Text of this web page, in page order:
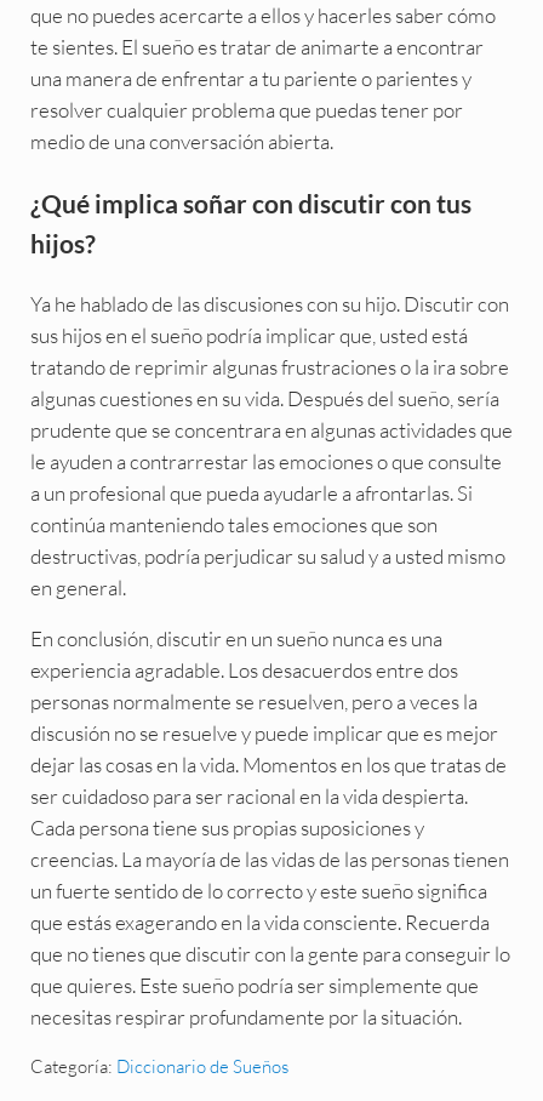
que no puedes acercarte a ellos y hacerles saber cómo
te sientes. El sueño es tratar de animarte a encontrar
una manera de enfrentar a tu pariente o parientes y
resolver cualquier problema que puedas tener por
medio de una conversación abierta.
¿Qué implica soñar con discutir con tus
hijos?
Ya he hablado de las discusiones con su hijo. Discutir con
sus hijos en el sueño podría implicar que, usted está
tratando de reprimir algunas frustraciones o la ira sobre
algunas cuestiones en su vida. Después del sueño, sería
prudente que se concentrara en algunas actividades que
le ayuden a contrarrestar las emociones o que consulte
a un profesional que pueda ayudarle a afrontarlas. Si
continúa manteniendo tales emociones que son
destructivas, podría perjudicar su salud y a usted mismo
en general.
En conclusión, discutir en un sueño nunca es una
experiencia agradable. Los desacuerdos entre dos
personas normalmente se resuelven, pero a veces la
discusión no se resuelve y puede implicar que es mejor
dejar las cosas en la vida. Momentos en los que tratas de
ser cuidadoso para ser racional en la vida despierta.
Cada persona tiene sus propias suposiciones y
creencias. La mayoría de las vidas de las personas tienen
un fuerte sentido de lo correcto y este sueño significa
que estás exagerando en la vida consciente. Recuerda
que no tienes que discutir con la gente para conseguir lo
que quieres. Este sueño podría ser simplemente que
necesitas respirar profundamente por la situación.
Categoría: Diccionario de Sueños